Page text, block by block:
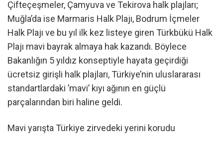
Çifteçeşmeler, Çamyuva ve Tekirova halk plajları;
Muğla’da ise Marmaris Halk Plajı, Bodrum İçmeler
Halk Plajı ve bu yıl ilk kez listeye giren Türkbükü Halk
Plajı mavi bayrak almaya hak kazandı. Böylece
Bakanlığın 5 yıldız konseptiyle hayata geçirdiği
ücretsiz girişli halk plajları, Türkiye’nin uluslararası
standartlardaki ’mavi’ kıyı ağının en güçlü
parçalarından biri haline geldi.
Mavi yarışta Türkiye zirvedeki yerini korudu